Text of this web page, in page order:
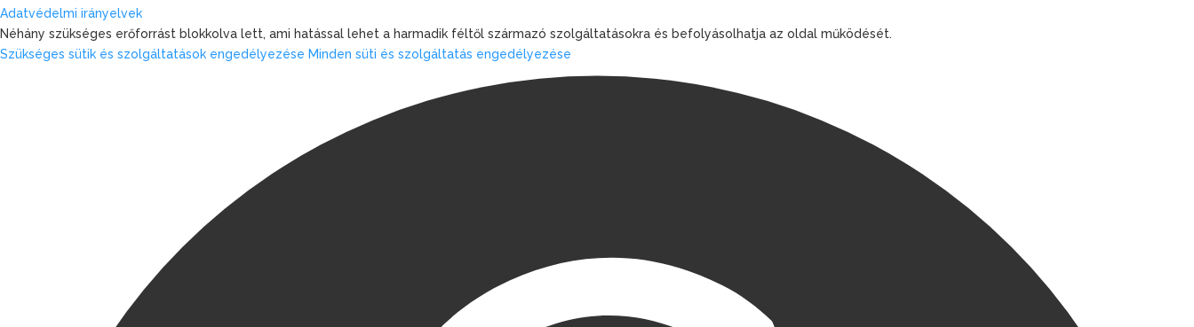
Adatvédelmi irányelvek
Néhány szükséges erőforrást blokkolva lett, ami hatással lehet a harmadik féltől származó szolgáltatásokra és befolyásolhatja az oldal működését.
Szükséges sütik és szolgáltatások engedélyezése Minden süti és szolgáltatás engedélyezése